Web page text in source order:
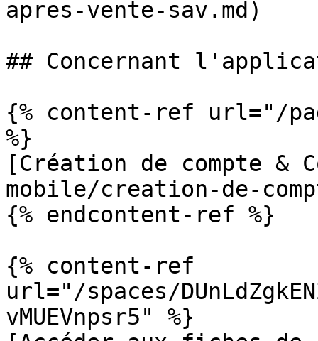
apres-vente-sav.md)
## Concernant
{% content-ref url="/
%}
[Création de compte &
mobile/creation-de-
{% endcontent-ref %}
{% content-ref
url="/spaces/
vMUEVnpsr5" %}